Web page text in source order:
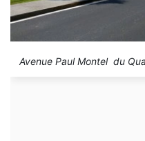
Avenue Paul Montel du